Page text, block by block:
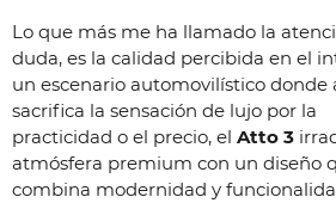
Lo que más me ha llamado la
duda, es la calidad percibida en el
un escenario automovilístico donde
sacrifica la sensación de lujo por la
practicidad o el precio, el Atto 3
atmósfera premium con un diseño
combina modernidad y